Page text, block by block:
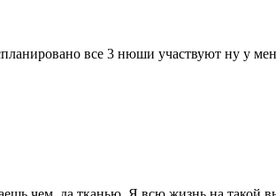
все 3 нюши участвуют ну у